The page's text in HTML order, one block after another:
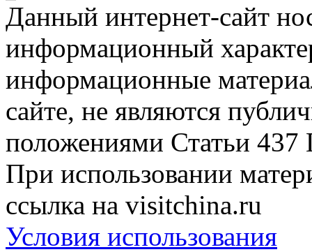
Данный интернет-сайт
информационный
информационные
сайте, не являются
положениями Статьи 437
При использовании
ссылка на visitchina.ru
Условия использования